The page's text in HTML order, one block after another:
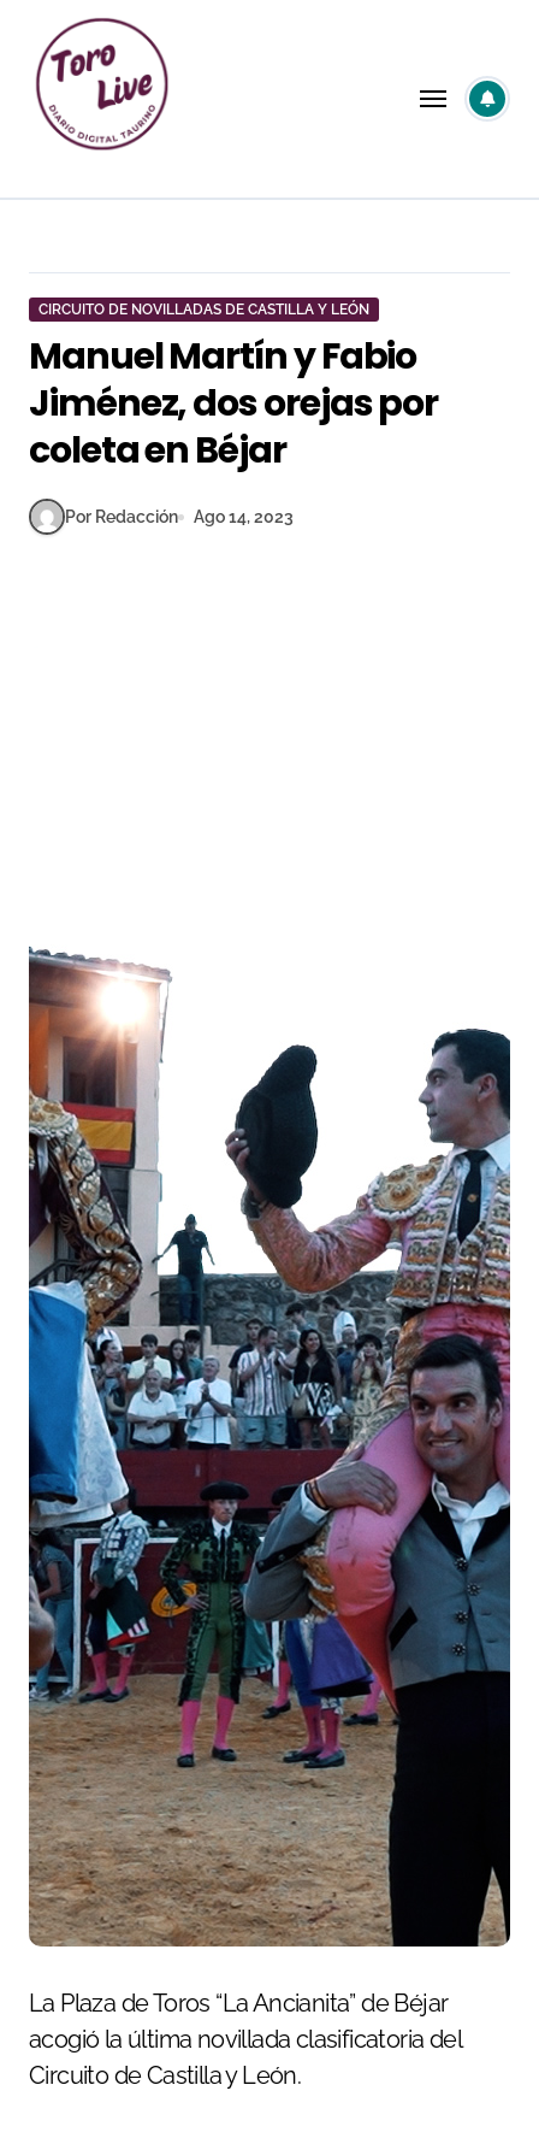
contenido
CIRCUITO DE NOVILLADAS DE CASTILLA Y LEÓN
Manuel Martín y Fabio
Jiménez, dos orejas por
coleta en Béjar
Por Redacción Ago 14, 2023
La Plaza de Toros “La Ancianita” de Béjar
acogió la última novillada clasificatoria del
Circuito de Castilla y León.